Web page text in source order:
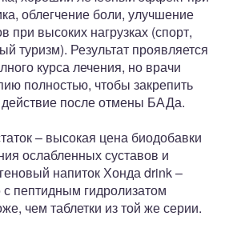
облегчение боли, улучшение
при высоких нагрузках (спорт,
туризм). Результат проявляется
курса лечения, но врачи
полностью, чтобы закрепить
после отмены БАДа.
– высокая цена биодобавки
ослабленных суставов и
напиток Хонда drink –
пептидным гидролизатом
чем таблетки из той же серии.